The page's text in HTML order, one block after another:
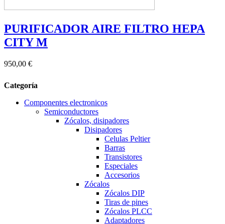
PURIFICADOR AIRE FILTRO HEPA
CITY M
950,00 €
Categoría
Componentes electronicos
Semiconductores
Zócalos, disipadores
Disipadores
Celulas Peltier
Barras
Transistores
Especiales
Accesorios
Zócalos
Zócalos DIP
Tiras de pines
Zócalos PLCC
Adaptadores